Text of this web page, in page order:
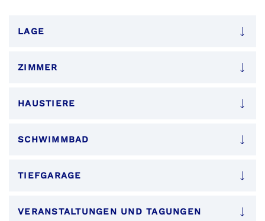
LAGE
ZIMMER
HAUSTIERE
SCHWIMMBAD
TIEFGARAGE
VERANSTALTUNGEN UND TAGUNGEN